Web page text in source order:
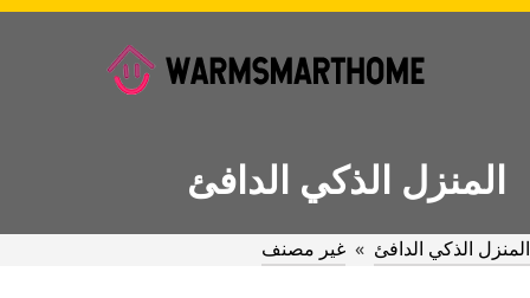
Skip
المنزل الذكي الدافئ
المنزل الذكي الدافئ » غير مصنف